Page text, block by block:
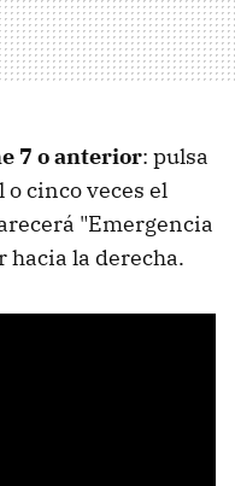
7 o anterior: pulsa
cinco veces el
"Emergencia
hacia la derecha.